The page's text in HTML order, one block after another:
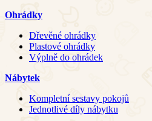
Ohrádky
Dřevěné ohrádky
Plastové ohrádky
Výplně do ohrádek
Nábytek
Kompletní sestavy pokojů
Jednotlivé díly nábytku